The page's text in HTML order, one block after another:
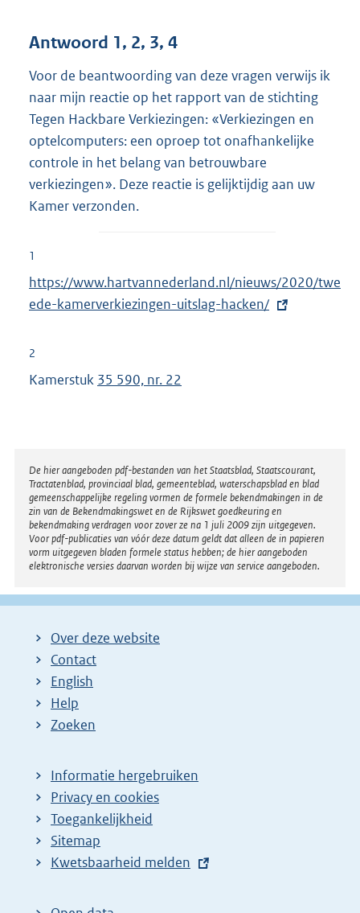
Antwoord 1, 2, 3, 4
Voor de beantwoording van deze vragen verwijs ik
naar mijn reactie op het rapport van de stichting
Tegen Hackbare Verkiezingen: «Verkiezingen en
optelcomputers: een oproep tot onafhankelijke
controle in het belang van betrouwbare
verkiezingen». Deze reactie is gelijktijdig aan uw
Kamer verzonden.
1
E
x
e
n
k
:
https://www.hartvannederland.nl/nieuws/2020/twe
ede-kamerverkiezingen-uitslag-hacken/
2
Kamerstuk 35 590, nr. 22
Disclaimer
De hier aangeboden pdf-bestanden van het Staatsblad, Staatscourant,
Tractatenblad, provinciaal blad, gemeenteblad, waterschapsblad en blad
gemeenschappelijke regeling vormen de formele bekendmakingen in de
zin van de Bekendmakingswet en de Rijkswet goedkeuring en
bekendmaking verdragen voor zover ze na 1 juli 2009 zijn uitgegeven.
Voor pdf-publicaties van vóór deze datum geldt dat alleen de in papieren
vorm uitgegeven bladen formele status hebben; de hier aangeboden
elektronische versies daarvan worden bij wijze van service aangeboden.
Over deze website
Contact
English
Help
Zoeken
Informatie hergebruiken
Privacy en cookies
Toegankelijkheid
Sitemap
E
t
Kwetsbaarheid melden